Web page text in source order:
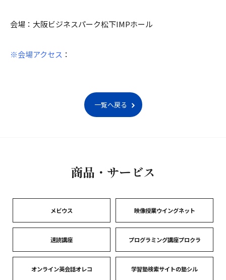
会場：大阪ビジネスパーク松下IMPホール
※会場アクセス ：
一覧へ戻る
商品・サービス
メビウス 映像授業ウイングネット
速読講座 プログラミング講座プロクラ
オンライン英会話オレコ 学習塾検索サイトの塾シル